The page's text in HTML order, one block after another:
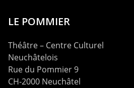
LE POMMIER
Théâtre – Centre Culturel
Neuchâtelois
Rue du Pommier 9
CH-2000 Neuchâtel